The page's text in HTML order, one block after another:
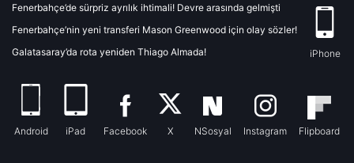
Fenerbahçe’de sürpriz ayrılık ihtimali! Devre arasında gelmişti
Fenerbahçe’nin yeni transferi Mason Greenwood için olay sözler!
Galatasaray’da rota yeniden Thiago Almada!
iPhone
Android iPad Facebook X NSosyal Instagram Flipboard